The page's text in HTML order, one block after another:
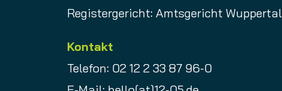
Registergericht: Amtsgericht Wuppertal
Kontakt
Telefon: 02 12 2 33 87 96-0